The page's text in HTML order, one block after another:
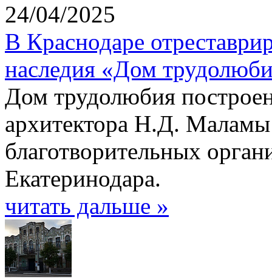
24/04/2025
В Краснодаре
наследия «Дом
Дом трудолюбия
архитектора Н.Д.
благотворительных
Екатеринодара.
читать дальше »